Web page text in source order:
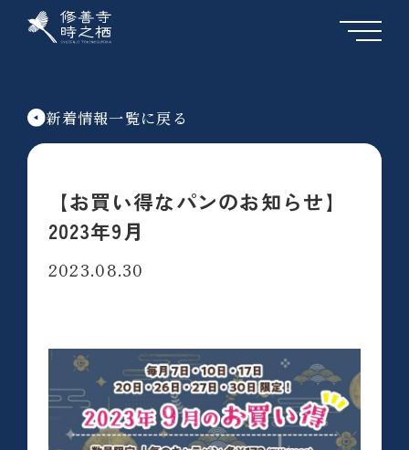
新着情報一覧に戻る
【お買い得なパンのお知らせ】
2023年9月
2023.08.30